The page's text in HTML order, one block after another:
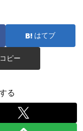
はてブ
コピー
る